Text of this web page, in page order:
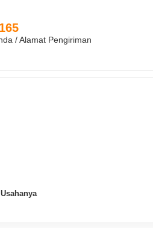
/ Alamat Pengiriman